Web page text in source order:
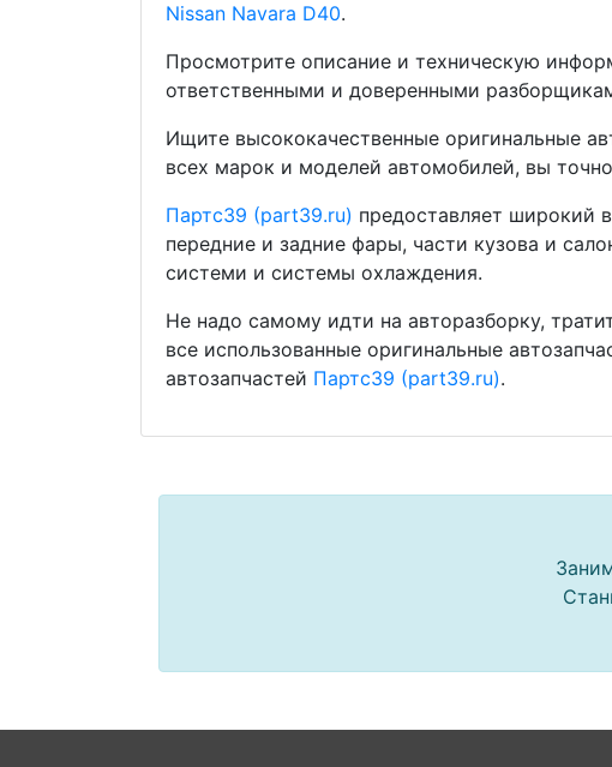
Nissan Navara D40.
Просмотрите описание и техническую
ответственными и доверенными
Ищите высококачественные оригинальные
всех марок и моделей автомобилей, вы
Партс39 (part39.ru) предоставляет широкий
передние и задние фары, части кузова и
системи и системы охлаждения.
Не надо самому идти на авторазборку,
все использованные оригинальные
автозапчастей Партс39 (part39.ru).